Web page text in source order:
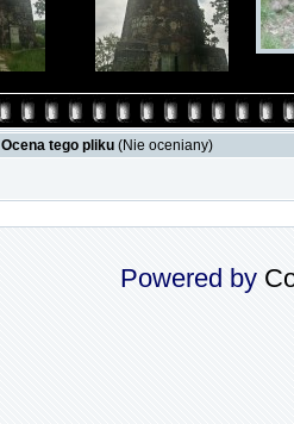
Ocena tego pliku (Nie oceniany)
Powered by